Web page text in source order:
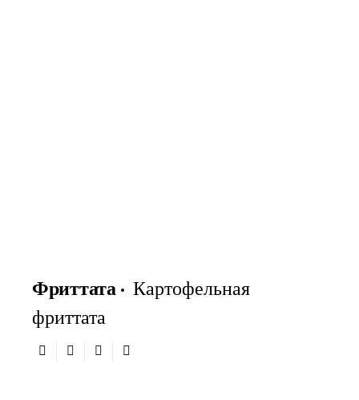
Фриттата
Картофельная
фриттата